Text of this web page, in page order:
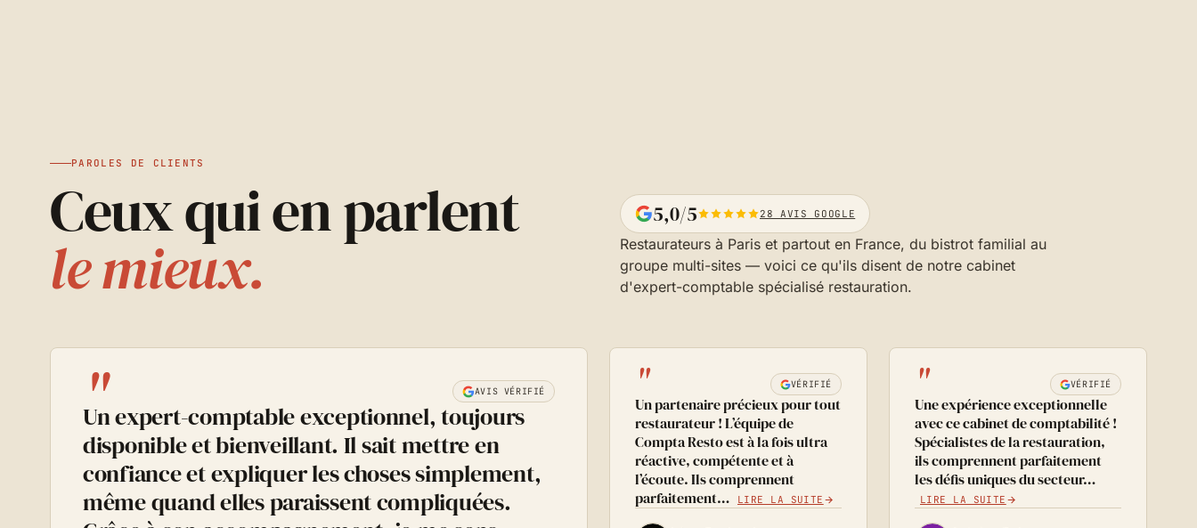
PAROLES DE CLIENTS
Ceux qui en parlent
le mieux.
5,0/5 28 AVIS GOOGLE
Restaurateurs à Paris et partout en France, du bistrot familial au
groupe multi-sites — voici ce qu'ils disent de notre cabinet
d'expert-comptable spécialisé restauration.
" AVIS VÉRIFIÉ
Un expert-comptable exceptionnel, toujours
disponible et bienveillant. Il sait mettre en
confiance et expliquer les choses simplement,
même quand elles paraissent compliquées.
" VÉRIFIÉ
Un partenaire précieux pour tout
restaurateur ! L’équipe de
Compta Resto est à la fois ultra
réactive, compétente et à
l’écoute. Ils comprennent
parfaitement…
LIRE LA SUITE
" VÉRIFIÉ
Une expérience exceptionnelle
avec ce cabinet de comptabilité !
Spécialistes de la restauration,
ils comprennent parfaitement
les défis uniques du secteur…
LIRE LA SUITE